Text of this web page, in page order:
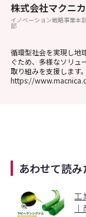
株式会社マクニカ
イノベーション戦略事業
部
循環型社会を実現し地
ぐため、多様なソリュ
取り組みを支援します。
https://
あわせて読み
工